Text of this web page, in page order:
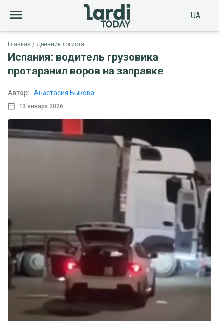
UA
Главная Дневник логиста
Испания: водитель грузовика
протаранил воров на заправке
13 января 2026
Автор: Анастасия Быкова